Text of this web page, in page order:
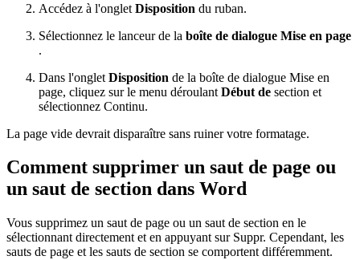
Accédez à l'onglet Disposition du ruban.
Sélectionnez le lanceur de la boîte de dialogue Mise en page
.
Dans l'onglet Disposition de la boîte de dialogue Mise en
page, cliquez sur le menu déroulant Début de section et
sélectionnez Continu.
La page vide devrait disparaître sans ruiner votre formatage.
Comment supprimer un saut de page ou
un saut de section dans Word
Vous supprimez un saut de page ou un saut de section en le
sélectionnant directement et en appuyant sur Suppr. Cependant, les
sauts de page et les sauts de section se comportent différemment.